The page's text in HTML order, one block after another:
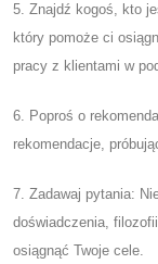
5. Znajdź kogoś, kto
który pomoże ci
pracy z klientami w
6. Poproś o
rekomendacje,
7. Zadawaj pytania:
doświadczenia,
osiągnąć Twoje cele.